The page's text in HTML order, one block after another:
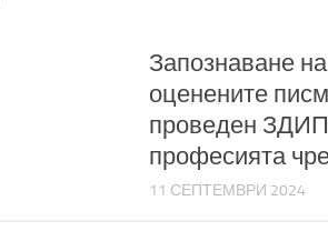
Запознаване
оценените
проведен
професията
11 СЕПТЕМВРИ 2024